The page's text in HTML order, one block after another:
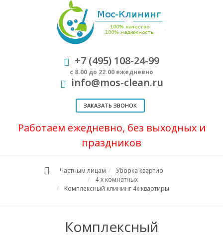
+7 (495) 108-24-99
с 8.00 до 22.00 ежедневно
info@mos-clean.ru
ЗАКАЗАТЬ ЗВОНОК
Работаем ежедневно, без выходных и
праздников
Частным лицам
Уборка квартир
4-х комнатных
Комплексный клининг 4к квартиры
Комплексный